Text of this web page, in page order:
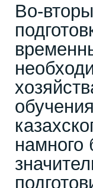
Во-
намного